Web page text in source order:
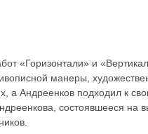
«Горизонтали» и
манеры,
а Андреенков подходил к
состоявшееся на